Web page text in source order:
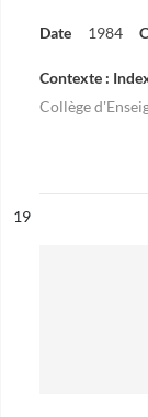
Date 1984
Contexte :
Collège
n°
19